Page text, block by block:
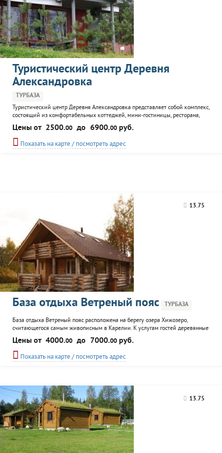
Туристический центр Деревня
Александровка
ТУРБАЗА
Туристический центр Деревня Александровка представляет собой комплекс,
состоящий из комфортабельных коттеджей, мини-гостиницы, ресторана,
бани. Комплекс расположен на берегу одного из самых чистых озер в Европе
- Пертозеро, в 50 км от Петрозаводска. Гостям предоставляется возможность
совершить экскурсионные прогулки по местным достопримечательностям,
покататься на лодках, заняться рыбалкой.
Цены от 2500.00 до 6900.00 руб.
Показать на карте / посмотреть адрес
13.75
База отдыха Ветреный пояс ТУРБАЗА
База отдыха Ветреный пояс расположена на берегу озера Хижозеро,
считающегося самым живописным в Карелии. К услугам гостей деревянные
коттеджи с удобствами и кухней, баня. Для любителей активного отдыха -
организация охоты, рыбалки, походы в лес. Возможен трансфер.
Цены от 4000.00 до 7000.00 руб.
Показать на карте / посмотреть адрес
13.75